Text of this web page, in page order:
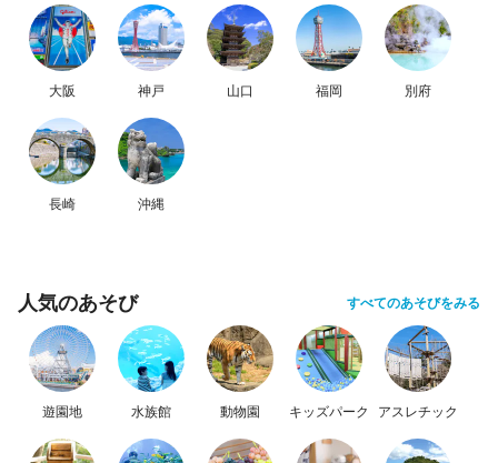
大阪 神戸 山口 福岡 別府
長崎 沖縄
人気のあそび すべてのあそびをみる
遊園地 水族館 動物園 キッズパーク アスレチック